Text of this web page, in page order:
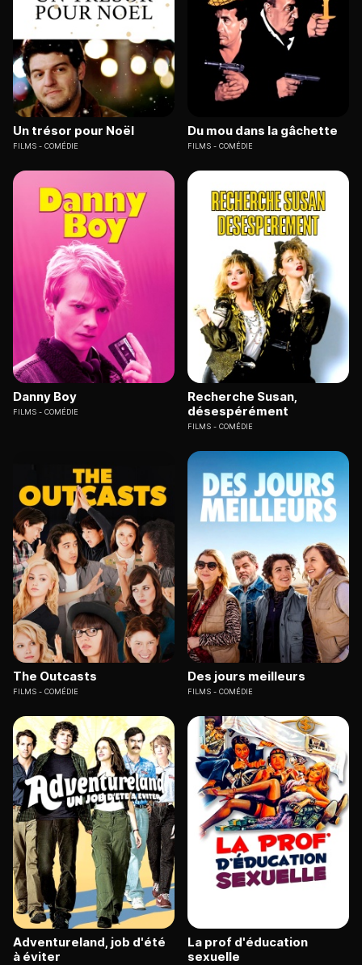
Un trésor pour Noël
FILMS COMÉDIE
Du mou dans la gâchette
FILMS COMÉDIE
Danny Boy
FILMS COMÉDIE
Recherche Susan,
désespérément
FILMS COMÉDIE
The Outcasts
FILMS COMÉDIE
Des jours meilleurs
FILMS COMÉDIE
Adventureland, job d'été
à éviter
La prof d'éducation
sexuelle